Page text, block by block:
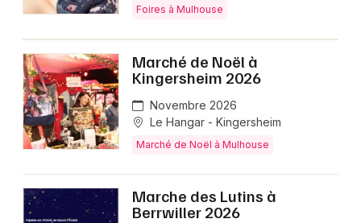
Foires à Mulhouse
Marché de Noël à
Kingersheim 2026
Novembre 2026
Le Hangar - Kingersheim
Marché de Noël à Mulhouse
Marche des Lutins à
Berrwiller 2026